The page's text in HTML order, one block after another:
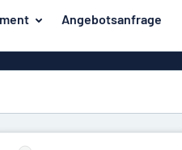
Angebotsanfrage
PVC-Schilder